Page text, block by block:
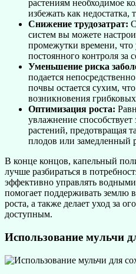
растениям необходимое
избежать как недостатка,
Снижение трудозатрат:
систем вы можете
промежутки времени, что
постоянного контроля за
Уменьшение риска
подается
почвы остается сухим,
возникновения
Оптимизация роста:
увлажнение
растений, предотвращая
плодов или замедленный
В конце концов, капельный
лучше разбираться в
эффективно управлять
помогает поддерживать землю
роста, а также делает уход за
доступным.
Использование мульчи